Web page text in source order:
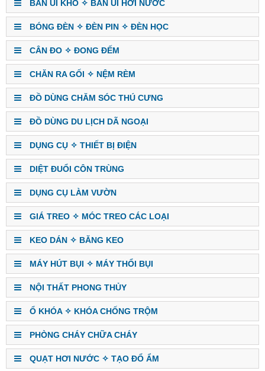
BÀN ỦI KHÔ ✧ BÀN ỦI HƠI NƯỚC
BÓNG ĐÈN ✧ ĐÈN PIN ✧ ĐÈN HỌC
CÂN ĐO ✧ ĐONG ĐẾM
CHĂN RA GỐI ✧ NỆM RÈM
ĐỒ DÙNG CHĂM SÓC THÚ CƯNG
ĐỒ DÙNG DU LỊCH DÃ NGOẠI
DỤNG CỤ ✧ THIẾT BỊ ĐIỆN
DIỆT ĐUỔI CÔN TRÙNG
DỤNG CỤ LÀM VƯỜN
GIÁ TREO ✧ MÓC TREO CÁC LOẠI
KEO DÁN ✧ BĂNG KEO
MÁY HÚT BỤI ✧ MÁY THỔI BỤI
NỘI THẤT PHONG THỦY
Ổ KHÓA ✧ KHÓA CHỐNG TRỘM
PHÒNG CHÁY CHỮA CHÁY
QUẠT HƠI NƯỚC ✧ TẠO ĐỔ ẨM